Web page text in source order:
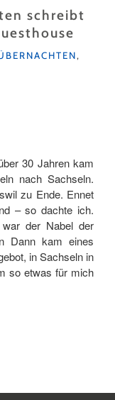
schreibt
,
30 Jahren kam
nach Sachseln.
zu Ende. Ennet
– so dachte ich.
der Nabel der
Dann kam eines
in Sachseln in
so etwas für mich